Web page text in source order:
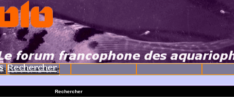
Rechercher